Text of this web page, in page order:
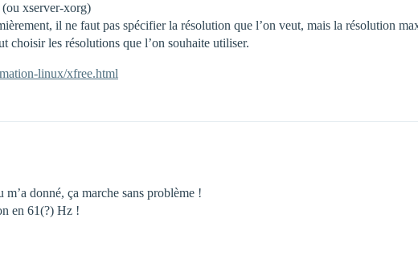
xserver-xorg)
il ne faut pas spécifier la résolution que l’on veut, mais la résolution
choisir les résolutions que l’on souhaite utiliser.
linux/xfree.html
donné, ça marche sans problème !
en 61(?) Hz !